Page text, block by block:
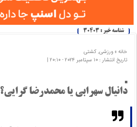
شناسه خبر : 30403
خانه »ورزشی, کشتی
تاریخ انتشار : 10 سپتامبر 2024 - 20:10 |
دانیال سهرابی یا محمدرضا گرایی؟